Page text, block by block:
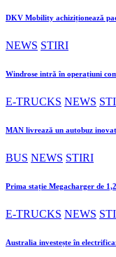
DKV Mobility achiziționează
NEWS STIRI
Windrose intră în operațiuni
E-TRUCKS NEWS
MAN livrează un autobuz
BUS NEWS STIRI
Prima stație Megacharger de
E-TRUCKS NEWS
Australia investește în